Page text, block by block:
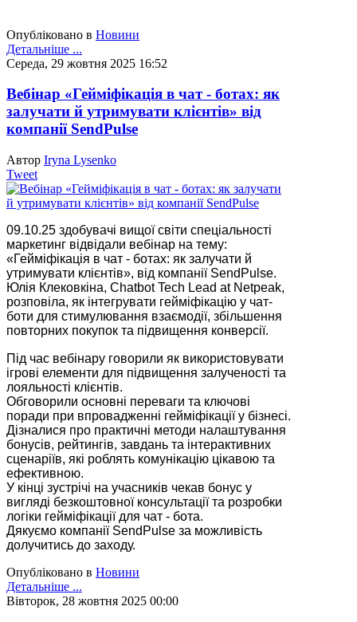
Опубліковано в Новини
Детальніше ...
Середа, 29 жовтня 2025 16:52
Вебінар «Гейміфікація в чат - ботах: як
залучати й утримувати клієнтів» від
компанії SendPulse
Автор Iryna Lysenko
Tweet
09.10.25 здобувачі вищої світи спеціальності
маркетинг відвідали вебінар на тему:
«Гейміфікація в чат - ботах: як залучати й
утримувати клієнтів», від компанії SendPulse.
Юлія Клековкіна, Chatbot Tech Lead at Netpeak,
розповіла, як інтегрувати гейміфікацію у чат-
боти для стимулювання взаємодії, збільшення
повторних покупок та підвищення конверсії.
Під час вебінару говорили як використовувати
ігрові елементи для підвищення залученості та
лояльності клієнтів.
Обговорили основні переваги та ключові
поради при впровадженні гейміфікації у бізнесі.
Дізналися про практичні методи налаштування
бонусів, рейтингів, завдань та інтерактивних
сценаріїв, які роблять комунікацію цікавою та
ефективною.
У кінці зустрічі на учасників чекав бонус у
вигляді безкоштовної консультації та розробки
логіки гейміфікації для чат - бота.
Дякуємо компанії SendPulse за можливість
долучитись до заходу.
Опубліковано в Новини
Детальніше ...
Вівторок, 28 жовтня 2025 00:00